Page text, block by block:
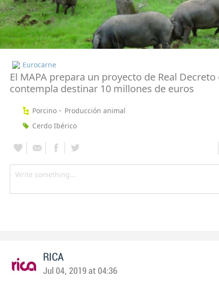
Eurocarne
El MAPA prepara un proyecto de Real Decreto
contempla destinar 10 millones de euros
Porcino
Producción animal
Cerdo Ibérico
RICA
Jul 04, 2019 at 04:36